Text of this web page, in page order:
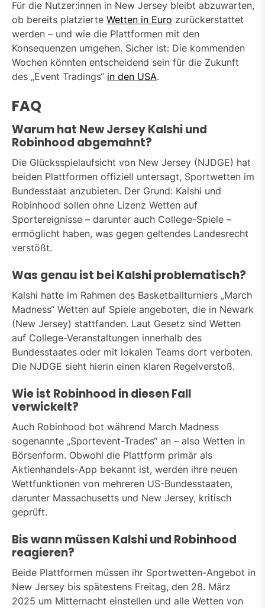
Für die Nutzer:innen in New Jersey bleibt abzuwarten,
ob bereits platzierte Wetten in Euro zurückerstattet
werden – und wie die Plattformen mit den
Konsequenzen umgehen. Sicher ist: Die kommenden
Wochen könnten entscheidend sein für die Zukunft
des „Event Tradings“ in den USA.
FAQ
Warum hat New Jersey Kalshi und
Robinhood abgemahnt?
Die Glücksspielaufsicht von New Jersey (NJDGE) hat
beiden Plattformen offiziell untersagt, Sportwetten im
Bundesstaat anzubieten. Der Grund: Kalshi und
Robinhood sollen ohne Lizenz Wetten auf
Sportereignisse – darunter auch College-Spiele –
ermöglicht haben, was gegen geltendes Landesrecht
verstößt.
Was genau ist bei Kalshi problematisch?
Kalshi hatte im Rahmen des Basketballturniers „March
Madness“ Wetten auf Spiele angeboten, die in Newark
(New Jersey) stattfanden. Laut Gesetz sind Wetten
auf College-Veranstaltungen innerhalb des
Bundesstaates oder mit lokalen Teams dort verboten.
Die NJDGE sieht hierin einen klaren Regelverstoß.
Wie ist Robinhood in diesen Fall
verwickelt?
Auch Robinhood bot während March Madness
sogenannte „Sportevent-Trades“ an – also Wetten in
Börsenform. Obwohl die Plattform primär als
Aktienhandels-App bekannt ist, werden ihre neuen
Wettfunktionen von mehreren US-Bundesstaaten,
darunter Massachusetts und New Jersey, kritisch
geprüft.
Bis wann müssen Kalshi und Robinhood
reagieren?
Beide Plattformen müssen ihr Sportwetten-Angebot in
New Jersey bis spätestens Freitag, den 28. März
2025 um Mitternacht einstellen und alle Wetten von